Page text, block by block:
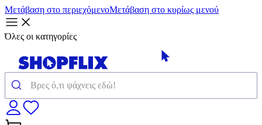
Μετάβαση στο περιεχόμενοΜετάβαση στο κυρίως μενού
Όλες οι κατηγορίες